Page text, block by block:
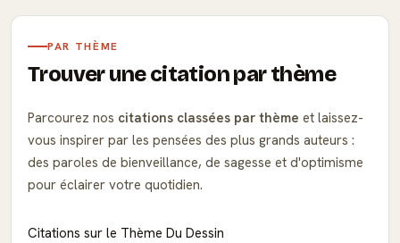
PAR THÈME
Trouver une citation par thème
Parcourez nos citations classées par thème et laissez-
vous inspirer par les pensées des plus grands auteurs :
des paroles de bienveillance, de sagesse et d'optimisme
pour éclairer votre quotidien.
Citations sur le Thème Du Dessin